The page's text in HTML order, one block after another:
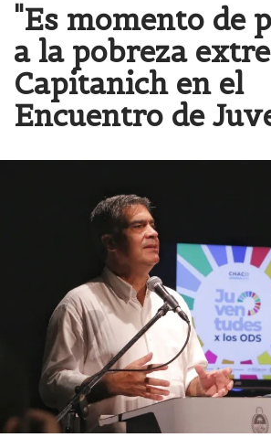
"Es momento de
a la pobreza
Capitanich en el
Encuentro de